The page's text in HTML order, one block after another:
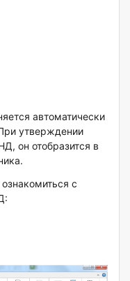
автоматически
утверждении
он отобразится в
с